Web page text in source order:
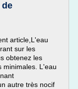
de
article,L'eau
sur les
obtenez les
minimales. L'eau
autre très nocif